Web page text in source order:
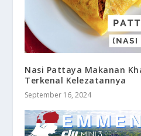
Nasi Pattaya Makanan
Terkenal Kelezatannya
September 16, 2024